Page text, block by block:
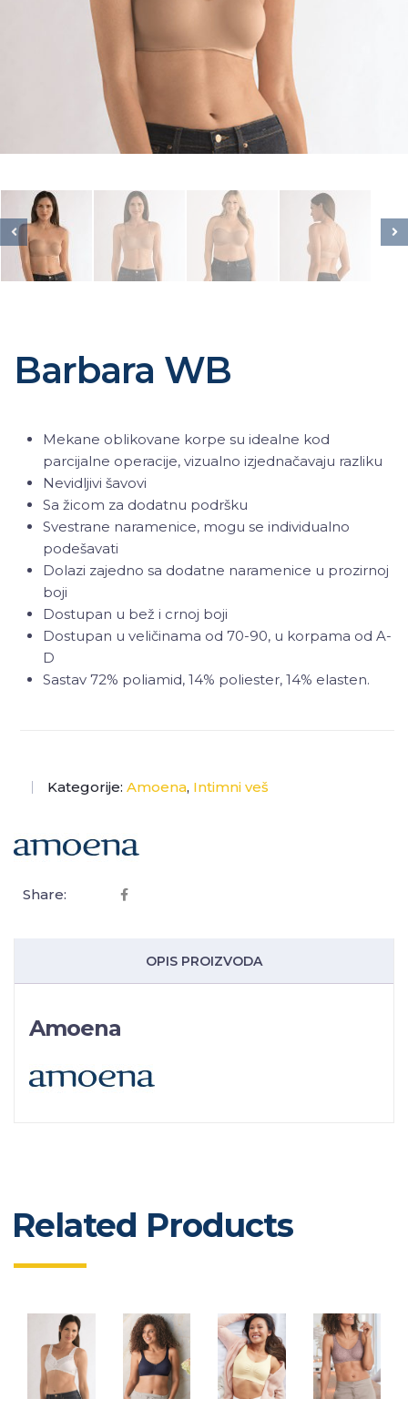
Barbara WB
Mekane oblikovane korpe su idealne kod
parcijalne operacije, vizualno izjednačavaju razliku
Nevidljivi šavovi
Sa žicom za dodatnu podršku
Svestrane naramenice, mogu se individualno
podešavati
Dolazi zajedno sa dodatne naramenice u prozirnoj
boji
Dostupan u bež i crnoj boji
Dostupan u veličinama od 70-90, u korpama od A-
D
Sastav 72% poliamid, 14% poliester, 14% elasten.
Kategorije: Amoena, Intimni veš
Share:
OPIS PROIZVODA
Amoena
Related Products